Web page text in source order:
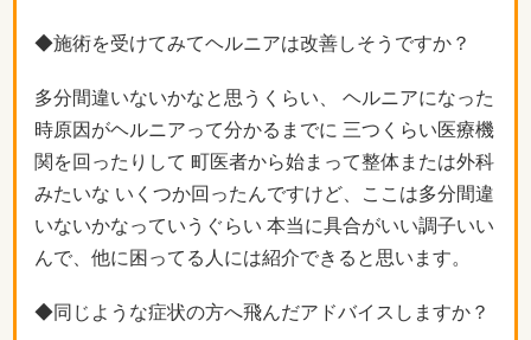
◆施術を受けてみてヘルニアは改善しそうですか？
多分間違いないかなと思うくらい、 ヘルニアになった
時原因がヘルニアって分かるまでに 三つくらい医療機
関を回ったりして 町医者から始まって整体または外科
みたいな いくつか回ったんですけど、ここは多分間違
いないかなっていうぐらい 本当に具合がいい調子いい
んで、他に困ってる人には紹介できると思います。
◆同じような症状の方へ飛んだアドバイスしますか？